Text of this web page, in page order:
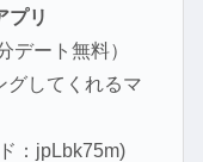
プリ
デート無料）
グしてくれるマ
：jpLbk75m)